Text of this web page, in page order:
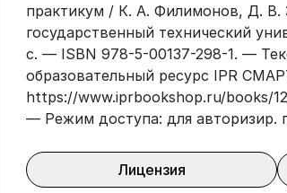
практикум / К. А. Филимонов, Д. В.
государственный технический
с. — ISBN 978-5-00137-298-1. —
образовательный ресурс IPR
https://www.iprbookshop.ru/books/
— Режим доступа: для авторизир.
Лицензия